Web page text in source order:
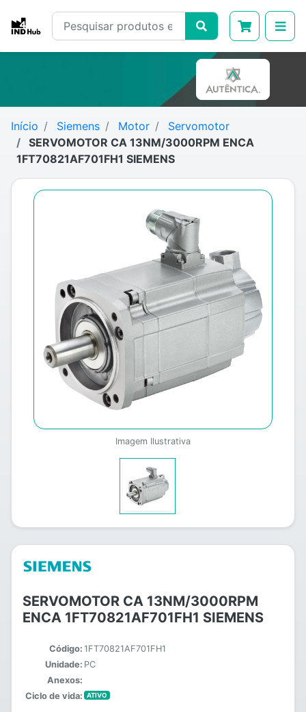
Início Siemens Motor
Servomotor
SERVOMOTOR CA 13NM/3000RPM ENCA
1FT70821AF701FH1 SIEMENS
Imagem Ilustrativa
SERVOMOTOR CA 13NM/3000RPM
ENCA 1FT70821AF701FH1 SIEMENS
Código: 1FT70821AF701FH1
Unidade: PC
Anexos:
Ciclo de vida:
ATIVO